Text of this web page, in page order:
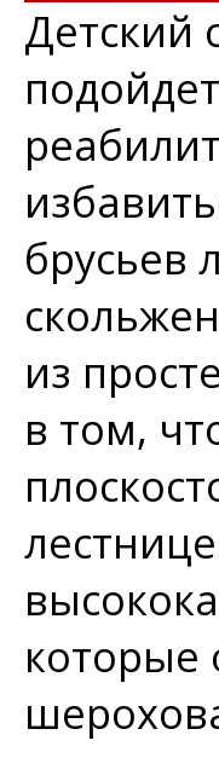
Детский
брусьев
из
в том,
которые